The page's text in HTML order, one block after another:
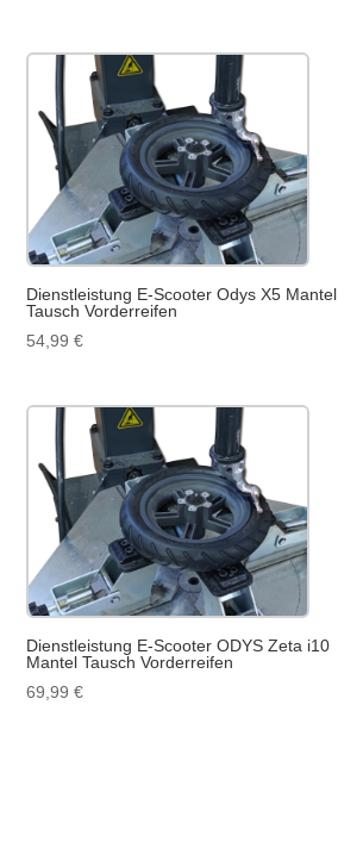
Dienstleistung E-Scooter Odys X5 Mantel
Tausch Vorderreifen
54,99 €
Dienstleistung E-Scooter ODYS Zeta i10
Mantel Tausch Vorderreifen
69,99 €